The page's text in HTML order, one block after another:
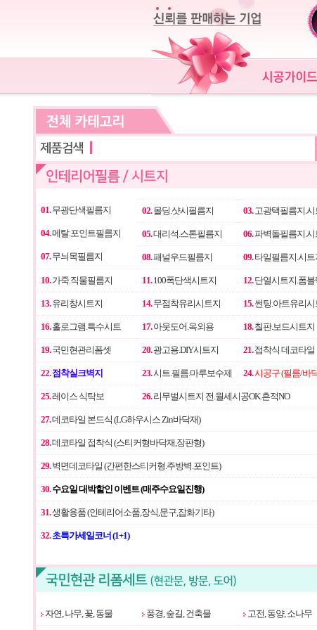
01.무광단색필름지 02.몰딩.샷시필름지 03.고광택필름지.시
04.메탈.포인트필름지 05.대리석.스톤필름지 06.파벽돌필름지.시
07.무늬목필름지 08.패널우드필름지 09.타일필름지.시트
10.가죽.직물필름지 11.100폭단색시트지 12.단열시트지.폼블
13.유리창시트지 14.무점착유리시트지 15.썬팅.아트유리시
16.홀로그램.특수시트 17.아웃도어.옥외용 18.칠판.보드시트지
19.국민현관리폼셋 20.광고용.DIY시트지 21.접착식 데코타일
22. 점착실크벽지 23.시트.필름.마루보수제 24.시공구 (필름/바
25.레이스 식탁보 26.리무벌시트지 전.월세시공OK.흔적NO
27.데코타일 본드식 (LG하우시스 Zin바닥재)
28.데코타일 접착식 (스티커형바닥재,장판형)
29.벽면데코타일 (간편한스티커형.주방벽.포인트)
30.수요일 대박할인 이벤트 (매주수요일진행)
31.생활용품 (인테리어소품,장식,문구,잡화기타)
32.초특가세일코너 (1+1)
자연, 나무, 꽃, 동물 풍경, 숲길, 건축물 고전, 동양, 소나무